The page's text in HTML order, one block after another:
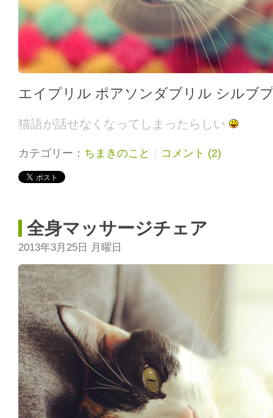
エイプリル ポアソンダブリル シルブ
猫語が話せなくなってしまったらしい
カテゴリー： ちまきのこと コメント (2)
全身マッサージチェア
2013年3月25日 月曜日